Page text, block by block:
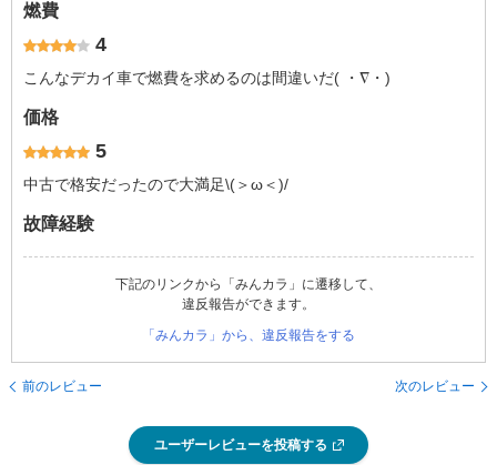
燃費
4
こんなデカイ車で燃費を求めるのは間違いだ( ・∇・)
価格
5
中古で格安だったので大満足\(＞ω＜)/
故障経験
下記のリンクから「みんカラ」に遷移して、
違反報告ができます。
「みんカラ」から、違反報告をする
前のレビュー 次のレビュー
ユーザーレビューを投稿する